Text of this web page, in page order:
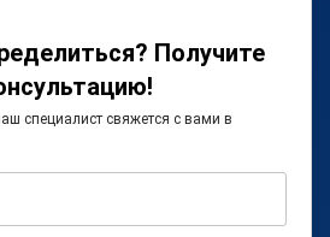
Получите
специалист свяжется с вами в